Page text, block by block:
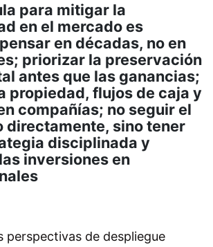
para mitigar la
en el mercado es
en décadas, no en
priorizar la preservación
antes que las ganancias;
propiedad, flujos de caja y
compañías; no seguir el
directamente, sino tener
disciplinada y
inversiones en
perspectivas de despliegue